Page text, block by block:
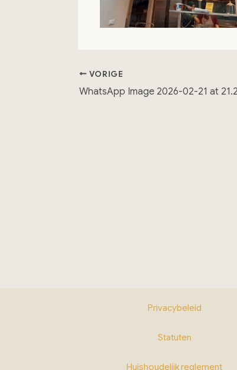
VORIGE
Privacybeleid
Statuten
Huishoudelijk reglement